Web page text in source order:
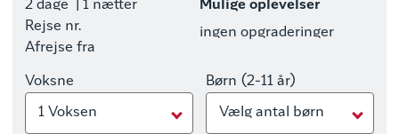
2 dage
| 1 nætter
Rejse nr.
Afrejse fra
Mulige oplevelser
ingen opgraderinger
Voksne
1 Voksen
Børn (2-11 år)
Vælg antal børn